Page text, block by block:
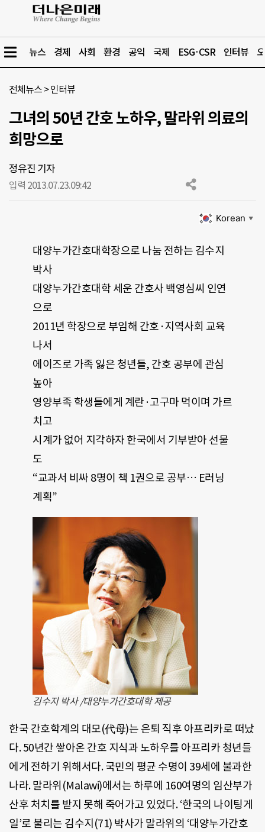
뉴스 경제 사회 환경 공익 국제 ESG·CSR 인터뷰
전체뉴스 >인터뷰
그녀의 50년 간호 노하우, 말라위 의료의
희망으로
정유진 기자
입력 2013.07.23.09:42
Korean ▼
대양누가간호대학장으로 나눔 전하는 김수지
박사
대양누가간호대학 세운 간호사 백영심씨 인연
으로
2011년 학장으로 부임해 간호·지역사회 교육
나서
에이즈로 가족 잃은 청년들, 간호 공부에 관심
높아
영양부족 학생들에게 계란·고구마 먹이며 가르
치고
시계가 없어 지각하자 한국에서 기부받아 선물
도
“교과서 비싸 8명이 책 1권으로 공부… E러닝
계획”
김수지 박사 /대양누가간호대학 제공
한국 간호학계의 대모(代母)는 은퇴 직후 아프리카로 떠났
다. 50년간 쌓아온 간호 지식과 노하우를 아프리카 청년들
에게 전하기 위해서다. 국민의 평균 수명이 39세에 불과한
나라. 말라위(Malawi)에서는 하루에 160여명의 임산부가
산후 처치를 받지 못해 죽어가고 있었다. ‘한국의 나이팅게
일’로 불리는 김수지(71) 박사가 말라위의 ‘대양누가간호